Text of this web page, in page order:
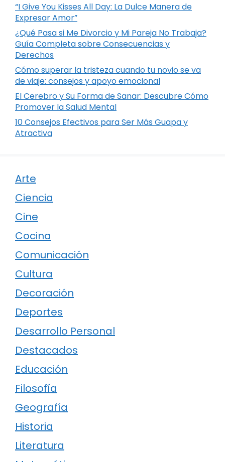
“I Give You Kisses All Day: La Dulce Manera de
Expresar Amor”
¿Qué Pasa si Me Divorcio y Mi Pareja No Trabaja?
Guía Completa sobre Consecuencias y
Derechos
Cómo superar la tristeza cuando tu novio se va
de viaje: consejos y apoyo emocional
El Cerebro y Su Forma de Sanar: Descubre Cómo
Promover la Salud Mental
10 Consejos Efectivos para Ser Más Guapa y
Atractiva
Arte
Ciencia
Cine
Cocina
Comunicación
Cultura
Decoración
Deportes
Desarrollo Personal
Destacados
Educación
Filosofía
Geografía
Historia
Literatura